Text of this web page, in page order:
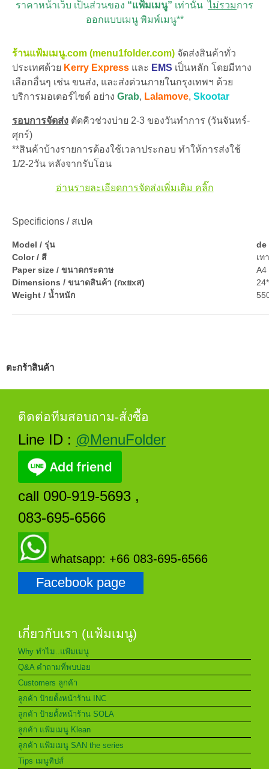
ราคาหน้าเว็บ เป็นส่วนของ “แฟ้มเมนู” เท่านั้นไม่รวมการ
ออกแบบเมนู พิมพ์เมนู**
ร้านแฟ้มเมนู.com (menu1folder.com) จัดส่งสินค้าทั่ว
ประเทศด้วย Kerry Express และ EMS เป็นหลัก โดยมีทาง
เลือกอื่นๆ เช่น ขนส่ง, และส่งด่วนภายในกรุงเทพฯ ด้วย
บริการมอเตอร์ไซด์ อย่าง Grab, Lalamove, Skootar
รอบการจัดส่ง ตัดคิวช่วงบ่าย 2-3 ของวันทำการ (วันจันทร์-
ศุกร์)
**สินค้าบ้างรายการต้องใช้เวลาประกอบ ทำให้การส่งใช้
1/2-2วัน หลังจากรับโอน
อ่านรายละเอียดการจัดส่งเพิ่มเติม คลิ๊ก
Specificions / สเปค
Model / รุ่น
de
Color / สี
เท
Paper size / ขนาดกระดาษ
A4
Dimensions / ขนาดสินค้า (กxยxส)
Weight / น้ำหนัก
ตะกร้าสินค้า
ติดต่อทีมสอบถาม-สั่งซื้อ
Line ID : @MenuFolder
call 090-919-5693 ,
083-695-6566
whatsapp: +66 083-695-6566
Facebook page
เกี่ยวกับเรา (แฟ้มเมนู)
Why ทำไม..แฟ้มเมนู
Q&A คำถามที่พบบ่อย
Customers ลูกค้า
ลูกค้า ป้ายตั้งหน้าร้าน INC
ลูกค้า ป้ายตั้งหน้าร้าน SOLA
ลูกค้า แฟ้มเมนู Klean
ลูกค้า แฟ้มเมนู SAN the series
Tips เมนูทิปส์